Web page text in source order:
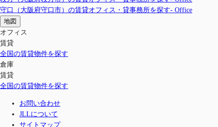
守口（大阪府守口市）の賃貸オフィス・貸事務所を探す- Office
地図
オフィス
賃貸
全国の賃貸物件を探す
倉庫
賃貸
全国の賃貸物件を探す
お問い合わせ
JLLについて
サイトマップ